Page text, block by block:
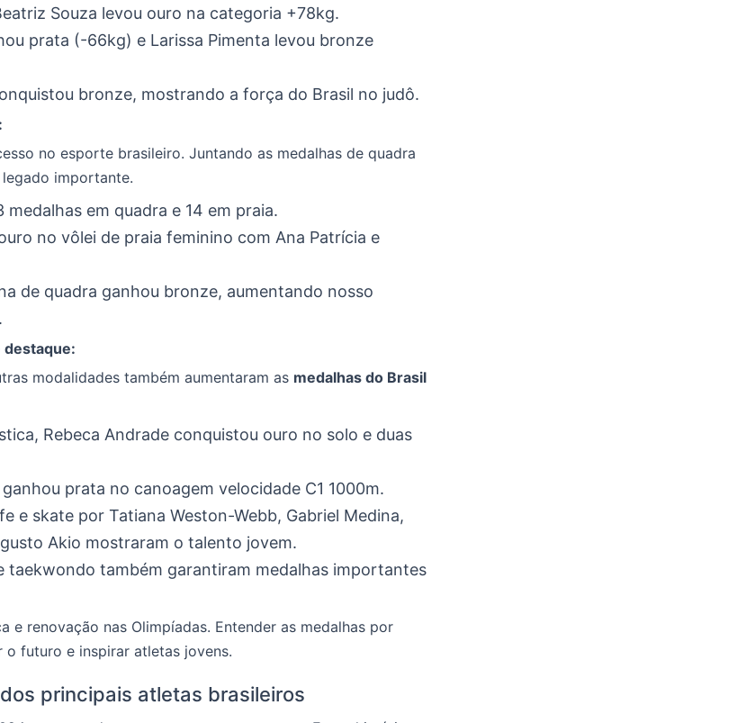
Souza levou ouro na categoria +78kg.
prata (-66kg) e Larissa Pimenta levou bronze
bronze, mostrando a força do Brasil no judô.
no esporte brasileiro. Juntando as medalhas de quadra
importante.
medalhas em quadra e 14 em praia.
no vôlei de praia feminino com Ana Patrícia e
de quadra ganhou bronze, aumentando nosso
destaque:
modalidades também aumentaram as medalhas do Brasil
Rebeca Andrade conquistou ouro no solo e duas
prata no canoagem velocidade C1 1000m.
e skate por Tatiana Weston-Webb, Gabriel Medina,
Akio mostraram o talento jovem.
taekwondo também garantiram medalhas importantes
e renovação nas Olimpíadas. Entender as medalhas por
o futuro e inspirar atletas jovens.
principais atletas brasileiros